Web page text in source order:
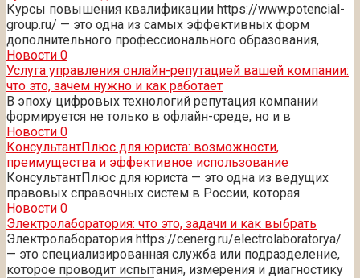
Курсы повышения квалификации https://www.potencial-
group.ru/ — это одна из самых эффективных форм
дополнительного профессионального образования,
Новости 0
Услуга управления онлайн-репутацией вашей компании:
что это, зачем нужно и как работает
В эпоху цифровых технологий репутация компании
формируется не только в офлайн-среде, но и в
Новости 0
КонсультантПлюс для юриста: возможности,
преимущества и эффективное использование
КонсультантПлюс для юриста — это одна из ведущих
правовых справочных систем в России, которая
Новости 0
Электролаборатория: что это, задачи и как выбрать
Электролаборатория https://cenerg.ru/electrolaboratorya/
— это специализированная служба или подразделение,
которое проводит испытания, измерения и диагностику